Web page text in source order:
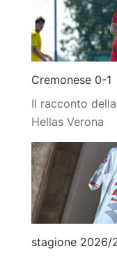
Cremonese 0-1
Il racconto
Hellas Verona
stagione 2026/